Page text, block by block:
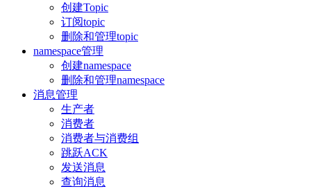
创建Topic
订阅topic
删除和管理topic
namespace管理
创建namespace
删除和管理namespace
消息管理
生产者
消费者
消费者与消费组
跳跃ACK
发送消息
查询消息